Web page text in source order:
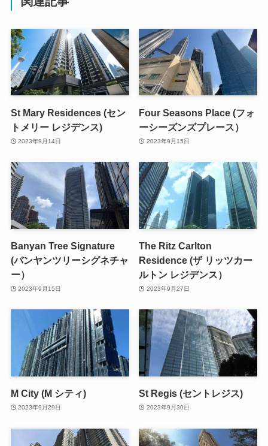
St Mary Residences (セン
トメリー レジデンス)
2023年9月14日
Four Seasons Place (フォ
ーシーズンズプレース）
2023年9月15日
Banyan Tree Signature
(バンヤンツリーシグネチャ
ー）
2023年9月15日
The Ritz Carlton
Residence (ザ リッツカー
ルトン レジデンス）
2023年9月27日
M City (M シティ)
2023年9月29日
St Regis (セントレジス)
2023年9月30日